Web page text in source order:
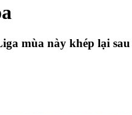
mùa này khép lại